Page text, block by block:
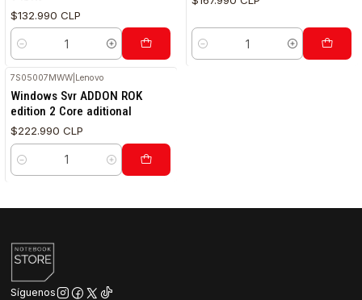
$132.990 CLP
Cantidad Cantidad
7S05007MWW Lenovo
Windows Svr ADDON ROK
edition 2 Core aditional
$222.990 CLP
Cantidad
Síguenos